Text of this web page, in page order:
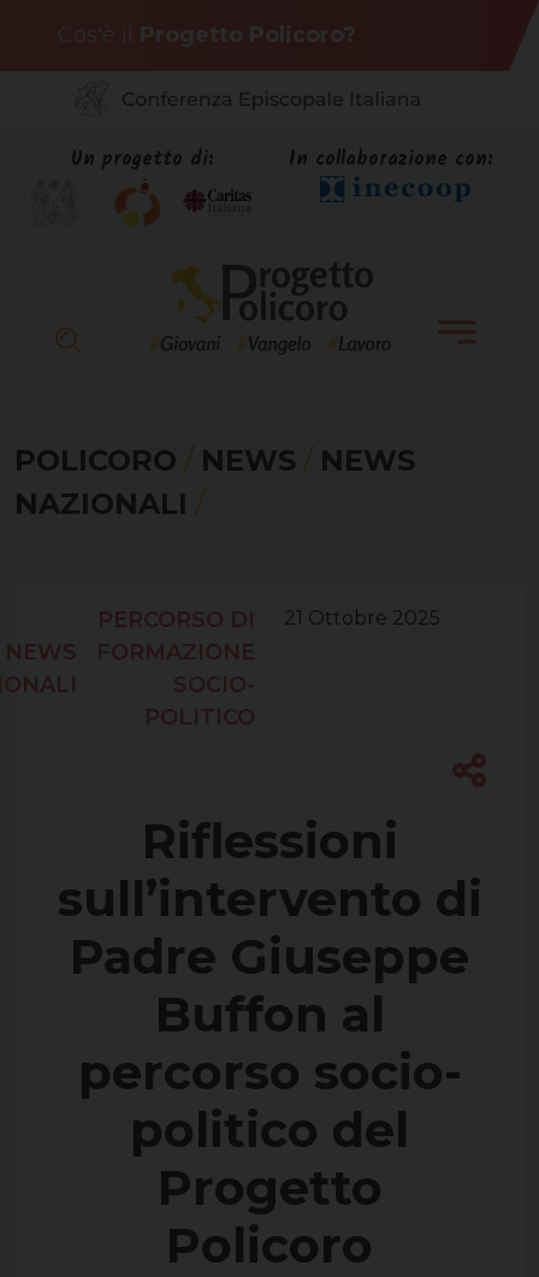
content
Cos'è il Progetto Policoro?
Un progetto di: In collaborazione con:
POLICORO / NEWS / NEWS
NAZIONALI /
NEWS
PERCORSO DI
FORMAZIONE
SOCIO-
POLITICO
21 Ottobre 2025
Riflessioni
sull’intervento di
Padre Giuseppe
Buffon al
percorso socio-
politico del
Progetto
Policoro